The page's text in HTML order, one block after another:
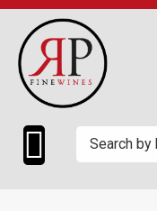
